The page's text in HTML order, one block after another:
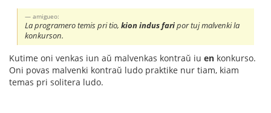
amigueo:
La programero temis pri tio,kion indus faripor tuj malvenki la
konkurson.
Kutime oni venkas iun aŭ malvenkas kontraŭ iu en konkurso.
Oni povas malvenki kontraŭ ludo praktike nur tiam, kiam
temas pri solitera ludo.